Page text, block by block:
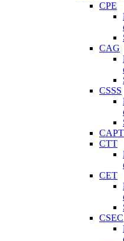
CPE
CAG
CSSS
CTT
CET
CSEC